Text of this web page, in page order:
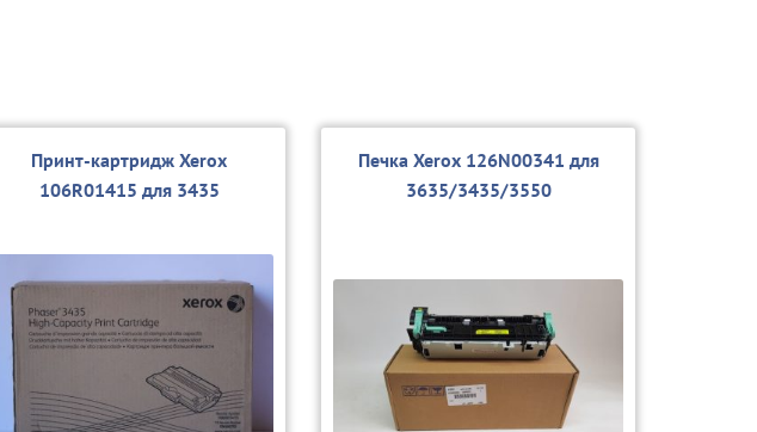
Принт-картридж Xerox
106R01415 для 3435
Печка Xerox 126N00341 для
3635/3435/3550